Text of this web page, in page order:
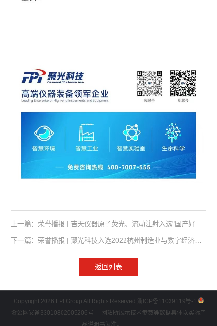
返回列表
Copyright 2026 FPI Group All Rights Reserved.浙ICP备11039119号-1
浙公网安备33010802005206号
网站所展示技术参数等数据具体以实际产
品说明书为准。